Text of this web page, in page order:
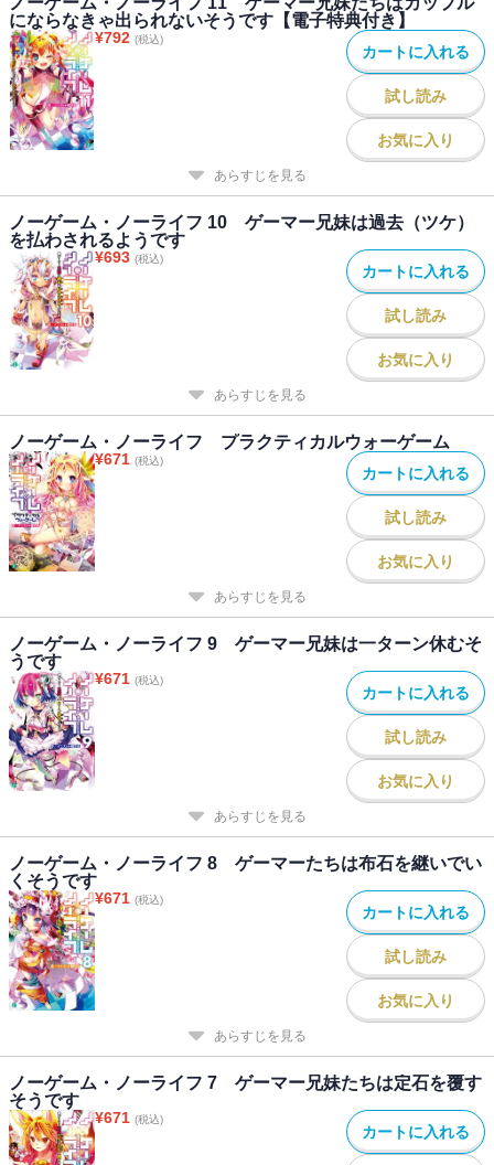
にならなきゃ出られないそうです【電子特典付き】
¥792 (税込)
カートに入れる
試し読み
お気に入り
あらすじを見る
ノーゲーム・ノーライフ 10 ゲーマー兄妹は過去（ツケ）
を払わされるようです
¥693 (税込)
カートに入れる
試し読み
お気に入り
あらすじを見る
ノーゲーム・ノーライフ プラクティカルウォーゲーム
¥671 (税込)
カートに入れる
試し読み
お気に入り
あらすじを見る
ノーゲーム・ノーライフ 9 ゲーマー兄妹は一ターン休むそ
うです
¥671 (税込)
カートに入れる
試し読み
お気に入り
あらすじを見る
ノーゲーム・ノーライフ 8 ゲーマーたちは布石を継いでい
くそうです
¥671 (税込)
カートに入れる
試し読み
お気に入り
あらすじを見る
ノーゲーム・ノーライフ 7 ゲーマー兄妹たちは定石を覆す
そうです
¥671 (税込)
カートに入れる